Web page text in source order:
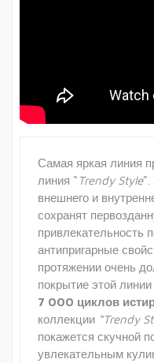
Самая яркая линия
линия “Trendy Style
внешнего и
сохранят
привлекательность
антипригарные
протяжении очень
покрытие этой
7 000 циклов
коллекции “Trendy
покажется скучной
увлекательным